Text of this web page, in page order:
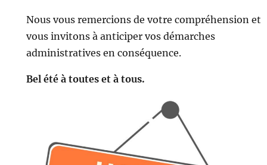
Nous vous remercions de votre compréhension et
vous invitons à anticiper vos démarches
administratives en conséquence.
Bel été à toutes et à tous.